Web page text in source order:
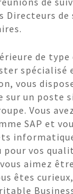
Directeurs de
de type
spécialisé
vous
sur un poste
Vous
SAP et
pour vos
aimez
êtes